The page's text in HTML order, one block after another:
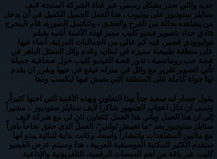
جديد والتي صدر بشكل رسمي عبر قناة الشركة المنتجة لايف
ستايلز ستوديوز على يوتيوب ، هذا العمل الجميل الكفيل في أن يدخل
من يشاهده بحالة من الفرح والعشق ، ولتكتمل الصورة، قام المخرج
فادي حداد بتصوير فيديو كليب مميز لهذه الأغنية أشبه بفيلم
هوليوودي قصير، فيه كم عالي من الجماليات المرئية، أضاء فيها
على منطقة طبيعية مميزة في لبنان، وقدم وائل الممثل الباهر في
قصة حب رومانسية ، تدور قصة الفيديو كليب حول صحافية جميلة
تأتي لتصوير تقرير مع وائل في منزله فيقع في حبها ويقرر ان يقدم
لها جولة كاملة على المنطقة التي يعيش فيها ليكسب ودها
يقول جسار انه سعيد جداً بهذا التعاون وبهذه الأغنية التي احبها كثيراً،
وتمنى ان تنال اعجاب الجمهور شاكراً لايف ستايلز ستوديوز .. مشيراً
إلى ان هذا العمل ويأتي هذا العمل كتعاون ثانٍ لي مع شركة لايف
ستايلز ستوديوز بعد “ما تغيبش ثواني”، العمل الذي حقق نجاحاً باهراً
مع ملايين المشاهدات وانتشاراً واسعاً، وكانت بداية لثنائية يبدو انها
ستقدم الكثير للمكتبة الموسيقية العربية ، هذا وسيتم عرض الفيديو
كليب عبر باقة من اهم المنصات الرقمية، التلفزيونية والإذاعية.